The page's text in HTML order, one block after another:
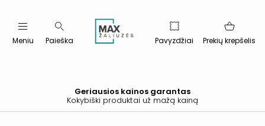
Meniu Paieška Pavyzdžiai Prekių krepšelis
Geriausios kainos garantas
Kokybiški produktai už mažą kainą